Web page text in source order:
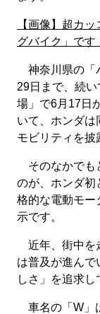
【画像】超カ
グバイク」です
神奈川県の「
29日まで、続
場」で6月17日
いて、ホンダは
モビリティを披
そのなかでも
のが、ホンダ初
格的な電動モー
示です。
近年、街中を
は普及が進んで
しさ」を追求し
車名の「W」